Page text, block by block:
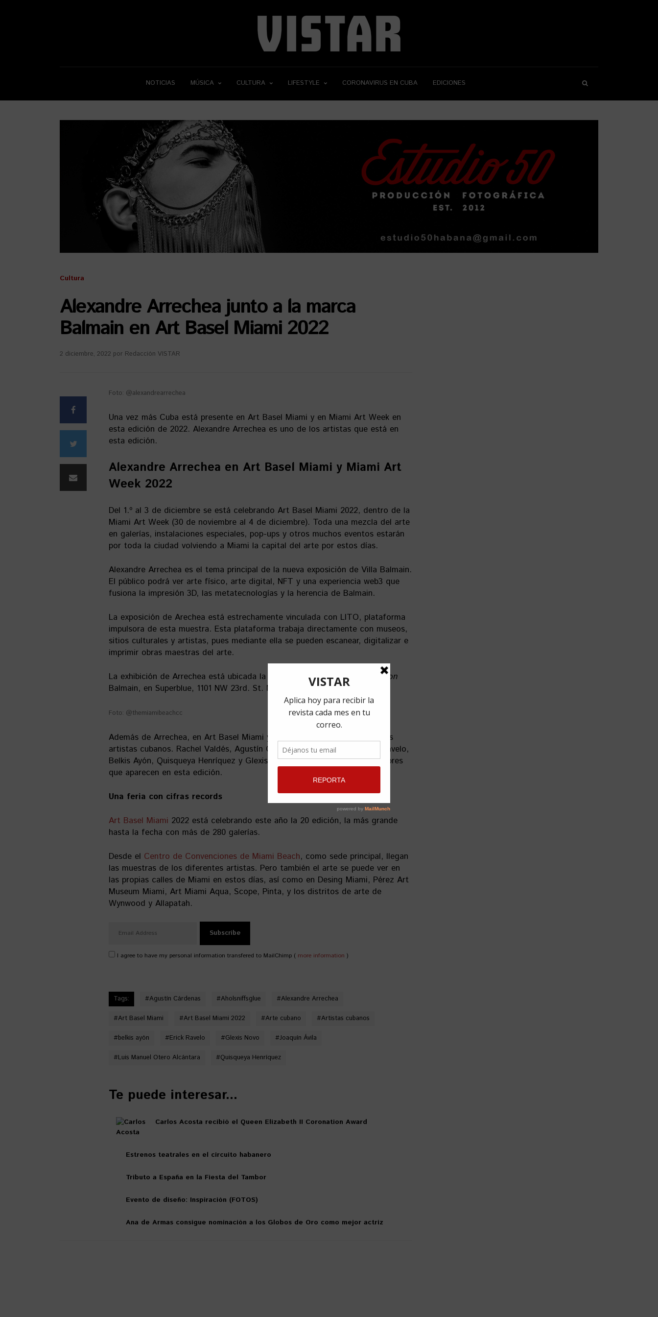
NOTICIAS MÚSICA CULTURA LIFESTYLE CORONAVIRUS EN CUBA EDICIONES
Cultura
Alexandre Arrechea junto a la marca
Balmain en Art Basel Miami 2022
2 diciembre, 2022 por Redacción VISTAR
Foto: @alexandrearrechea
Una vez más Cuba está presente en Art Basel Miami y en Miami Art Week en
esta edición de 2022. Alexandre Arrechea es uno de los artistas que está en
esta edición.
Alexandre Arrechea en Art Basel Miami y Miami Art
Week 2022
Del 1.º al 3 de diciembre se está celebrando Art Basel Miami 2022, dentro de la
Miami Art Week (30 de noviembre al 4 de diciembre). Toda una mezcla del arte
en galerías, instalaciones especiales, pop-ups y otros muchos eventos estarán
por toda la ciudad volviendo a Miami la capital del arte por estos días.
Alexandre Arrechea es el tema principal de la nueva exposición de Villa Balmain.
El público podrá ver arte físico, arte digital, NFT y una experiencia web3 que
fusiona la impresión 3D, las metatecnologías y la herencia de Balmain.
La exposición de Arechea está estrechamente vinculada con LITO, plataforma
impulsora de esta muestra. Esta plataforma trabaja directamente con museos,
sitios culturales y artistas, pues mediante ella se pueden escanear, digitalizar e
imprimir obras maestras del arte.
La exhibición de Arrechea está ubicada la instalación inmersiva de la
maison
Balmain, en Superblue, 1101 NW 23rd. St. Miami.
Foto: @themiamibeachcc
Además de Arrechea, en Art Basel Miami y Miami Art Week 2022 hay otros
artistas cubanos. Rachel Valdés, Agustín Cárdenas, Joaquín Ávila, Erick Ravelo,
Belkis Ayón, Quisqueya Henríquez y Glexis Novoa son algunos de los nombres
que aparecen en esta edición.
Una feria con cifras records
Art Basel Miami 2022 está celebrando este año la 20 edición, la más grande
hasta la fecha con más de 280 galerías.
Desde el Centro de Convenciones de Miami Beach, como sede principal, llegan
las muestras de los diferentes artistas. Pero también el arte se puede ver en
las propias calles de Miami en estos días, así como en Desing Miami, Pérez Art
Museum Miami, Art Miami Aqua, Scope, Pinta, y los distritos de arte de
Wynwood y Allapatah.
I agree to have my personal information transfered to MailChimp ( more information )
Tags: #Agustín Cárdenas #Aholsniffsglue #Alexandre Arrechea
#Art Basel Miami #Art Basel Miami 2022 #Arte cubano #Artistas cubanos
#belkis ayón #Erick Ravelo #Glexis Novo #Joaquín Ávila
#Luis Manuel Otero Alcántara #Quisqueya Henríquez
Te puede interesar...
Carlos Acosta recibió el Queen Elizabeth II Coronation Award
Estrenos teatrales en el circuito habanero
Tributo a España en la Fiesta del Tambor
Evento de diseño: Inspiración (FOTOS)
Ana de Armas consigue nominación a los Globos de Oro como mejor actriz